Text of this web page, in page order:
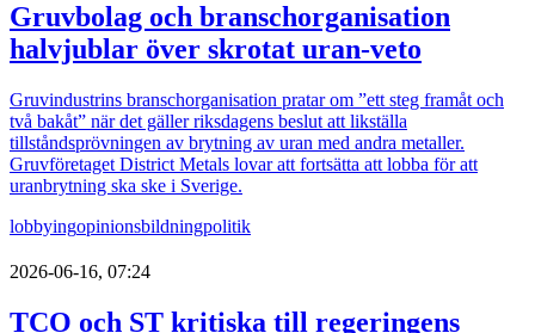
Gruvbolag och branschorganisation
halvjublar över skrotat uran-veto
Gruvindustrins branschorganisation pratar om ”ett steg framåt och
två bakåt” när det gäller riksdagens beslut att likställa
tillståndsprövningen av brytning av uran med andra metaller.
Gruvföretaget District Metals lovar att fortsätta att lobba för att
uranbrytning ska ske i Sverige.
lobbyingopinionsbildningpolitik
2026-06-16, 07:24
TCO och ST kritiska till regeringens